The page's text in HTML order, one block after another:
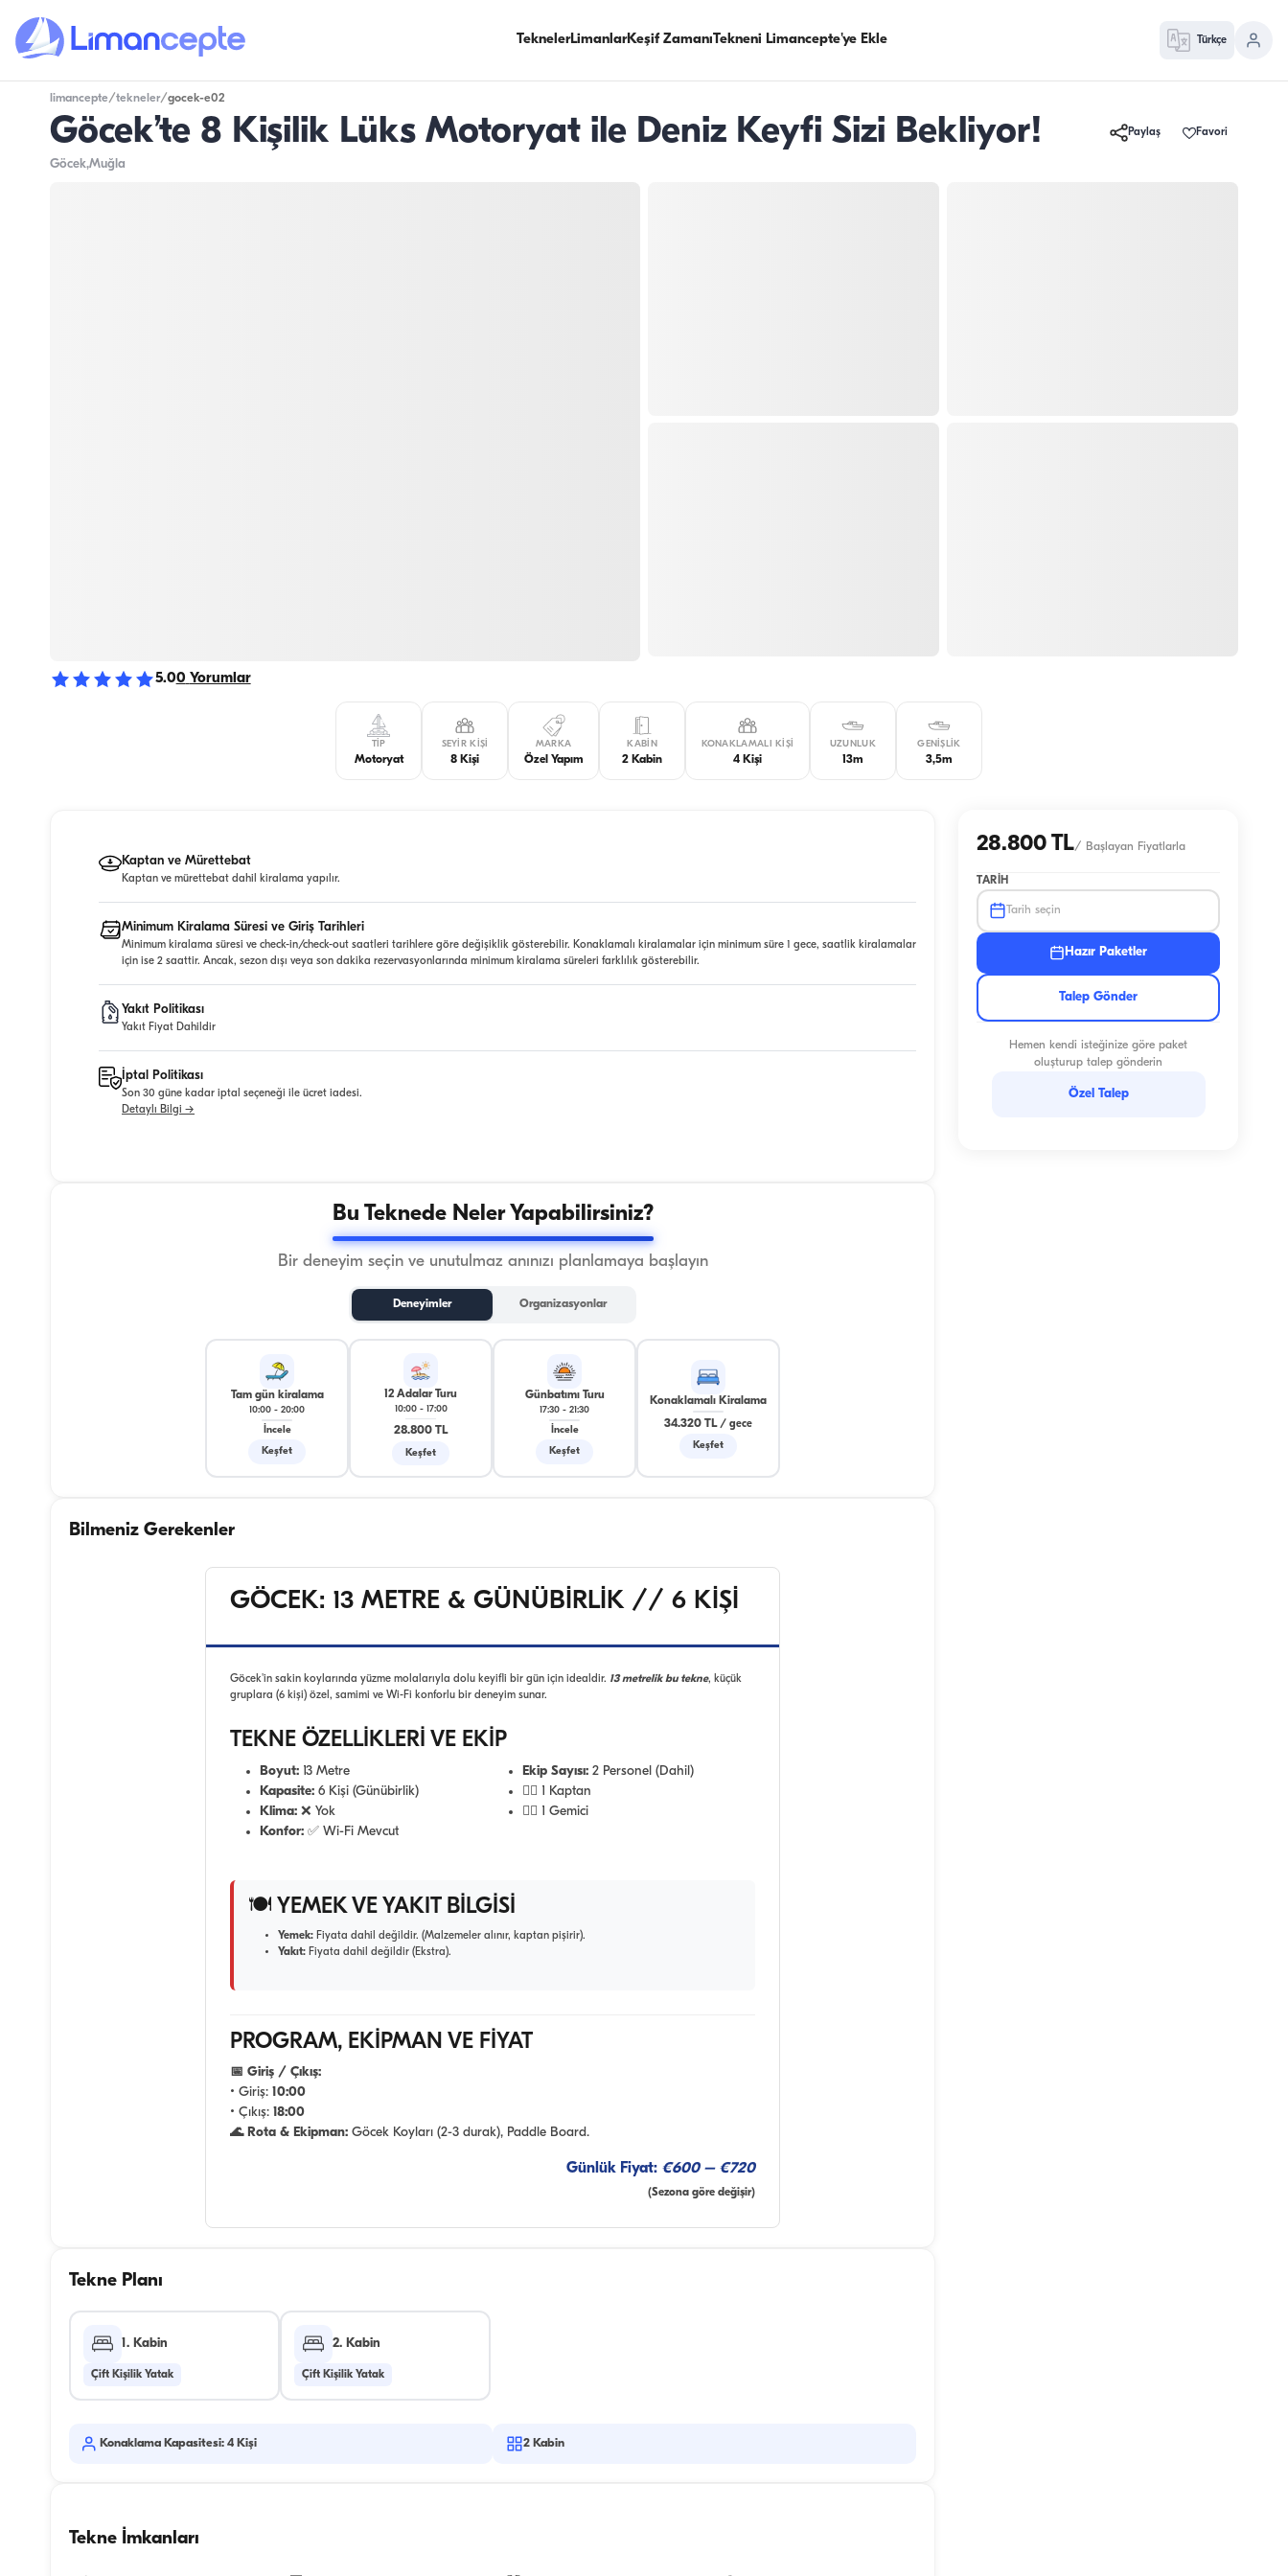
TeknelerLimanlarKeşif ZamanıTekneni Limancepte'ye Ekle Türkçe
limancepte/tekneler/gocek-e02
Göcek’te 8 Kişilik Lüks Motoryat ile Deniz Keyfi Sizi Bekliyor! Paylaş Favori
Göcek,Muğla
5.00 Yorumlar
TIP
Motoryat
SEYIR KIŞI
8 Kişi
MARKA
Özel Yapım
KABIN
2 Kabin
KONAKLAMALI KIŞI
4 Kişi
UZUNLUK
13m
GENIŞLIK
3,5m
Kaptan ve Mürettebat
Kaptan ve mürettebat dahil kiralama yapılır.
Minimum Kiralama Süresi ve Giriş Tarihleri
Minimum kiralama süresi ve check-in/check-out saatleri tarihlere göre değişiklik gösterebilir. Konaklamalı kiralamalar için minimum süre 1 gece, saatlik kiralamalar
için ise 2 saattir. Ancak, sezon dışı veya son dakika rezervasyonlarında minimum kiralama süreleri farklılık gösterebilir.
Yakıt Politikası
Yakıt Fiyat Dahildir
İptal Politikası
Son 30 güne kadar iptal seçeneği ile ücret iadesi.
Detaylı Bilgi →
Bu Teknede Neler Yapabilirsiniz?
Bir deneyim seçin ve unutulmaz anınızı planlamaya başlayın
Deneyimler Organizasyonlar
Tam gün kiralama
10:00 - 20:00
İncele
Keşfet
12 Adalar Turu
10:00- 17:00
28.800 TL
Keşfet
Günbatımı Turu
17:30 - 21:30
İncele
Keşfet
Konaklamalı Kiralama
34.320 TL/ gece
Keşfet
Bilmeniz Gerekenler
GÖCEK: 13 METRE & GÜNÜBİRLİK // 6 KİŞİ
Göcek'in sakin koylarında yüzme molalarıyla dolu keyifli bir gün için idealdir. 13 metrelik bu tekne, küçük
gruplara (6 kişi) özel, samimi ve Wi-Fi konforlu bir deneyim sunar.
TEKNE ÖZELLİKLERİ VE EKİP
Boyut: 13 Metre
Kapasite: 6 Kişi (Günübirlik)
Klima: ❌ Yok
Konfor: ✅ Wi-Fi Mevcut
Ekip Sayısı: 2 Personel (Dahil)
👨‍✈️ 1 Kaptan
🧑‍✈️ 1 Gemici
🍽️ YEMEK VE YAKIT BİLGİSİ
Yemek: Fiyata dahil değildir. (Malzemeler alınır, kaptan pişirir).
Yakıt: Fiyata dahil değildir (Ekstra).
PROGRAM, EKİPMAN VE FİYAT
📅 Giriş / Çıkış:
• Giriş: 10:00
• Çıkış: 18:00
🌊 Rota & Ekipman: Göcek Koyları (2-3 durak), Paddle Board.
Günlük Fiyat: €600 – €720
(Sezona göre değişir)
Tekne Planı
1. Kabin
Çift Kişilik Yatak
2. Kabin
Çift Kişilik Yatak
Konaklama Kapasitesi: 4 Kişi 2 Kabin
Tekne İmkanları
28.800 TL/ Başlayan Fiyatlarla
TARIH
Tarih seçin
Hazır Paketler
Talep Gönder
Hemen kendi isteğinize göre paket
oluşturup talep gönderin
Özel Talep